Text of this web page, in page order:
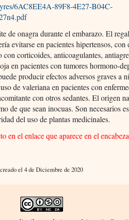
6AC8EE4A-89F8-4E27-B04C-
de onagra durante el embarazo. El
evitarse en pacientes hipertensos, con
corticoides, anticoagulantes,
en pacientes con tumores hormono-
producir efectos adversos graves a
de valeriana en pacientes con
con otros sedantes. El origen
de que sean inocuas. Son necesarios
del uso de plantas medicinales.
en el enlace que aparece en el
creado el 4 de Diciembre de 2020